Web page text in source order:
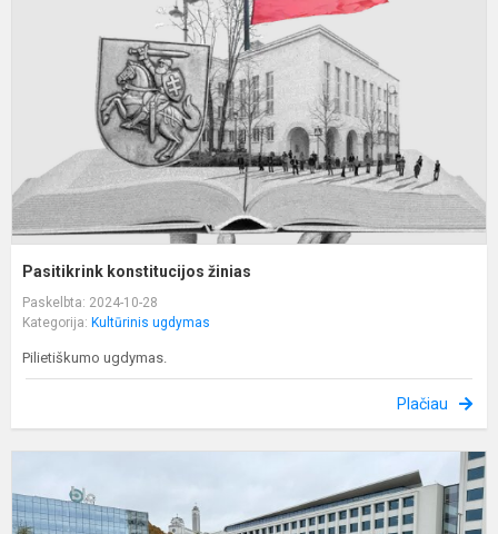
Pasitikrink konstitucijos žinias
Paskelbta: 2024-10-28
Kategorija: Kultūrinis ugdymas
Pilietiškumo ugdymas.
Plačiau